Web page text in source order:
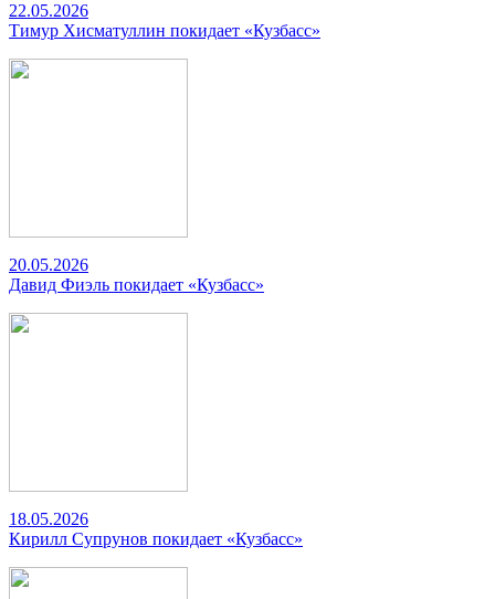
22.05.2026
Тимур Хисматуллин покидает «Кузбасс»
20.05.2026
Давид Фиэль покидает «Кузбасс»
18.05.2026
Кирилл Супрунов покидает «Кузбасс»